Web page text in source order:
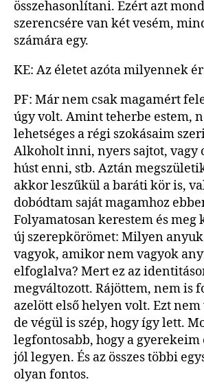
összehasonlítani. Ezért azt
szerencsére van két vesém,
számára egy.
KE: Az életet azóta milyennek
PF: Már nem csak magamért
úgy volt. Amint teherbe estem,
lehetséges a régi szokásaim
Alkoholt inni, nyers sajtot, vagy
húst enni, stb. Aztán
akkor leszűkül a baráti kör is,
dobódtam saját magamhoz
Folyamatosan kerestem és
új szerepkörömet: Milyen
vagyok, amikor nem vagyok
elfoglalva? Mert ez az
megváltozott. Rájöttem, nem is
azelött első helyen volt. Ezt
de végül is szép, hogy így lett.
legfontosabb, hogy a gyerekeim
jól legyen. És az összes többi
olyan fontos.